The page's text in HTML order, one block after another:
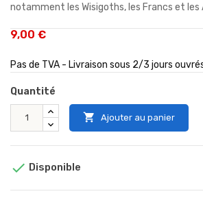
notamment les Wisigoths, les Francs et les
9,00 €
Pas de TVA - Livraison sous 2/3 jours
Quantité
 Ajouter au panier
 Disponible